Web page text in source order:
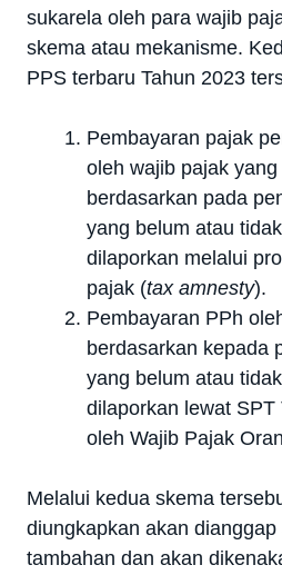
sukarela oleh para wajib
skema atau mekanisme.
PPS terbaru Tahun 2023
Pembayaran pajak
oleh wajib pajak
berdasarkan pada
yang belum atau
dilaporkan melalui
pajak (tax amnesty).
Pembayaran PPh
berdasarkan kepada
yang belum atau
dilaporkan lewat SPT
oleh Wajib Pajak
Melalui kedua skema
diungkapkan akan
tambahan dan akan